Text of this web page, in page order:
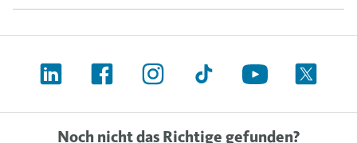
Noch nicht das Richtige gefunden?